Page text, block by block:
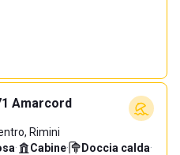
Amarcord
Rimini
· Cabine· Doccia calda·